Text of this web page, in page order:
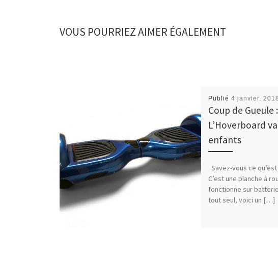
VOUS POURRIEZ AIMER ÉGALEMENT
Publié 4 janvier, 2018
Coup de Gueule :
L’Hoverboard
enfants
Savez-vous ce
C’est une planche à
fonctionne sur
tout seul, voici un […]